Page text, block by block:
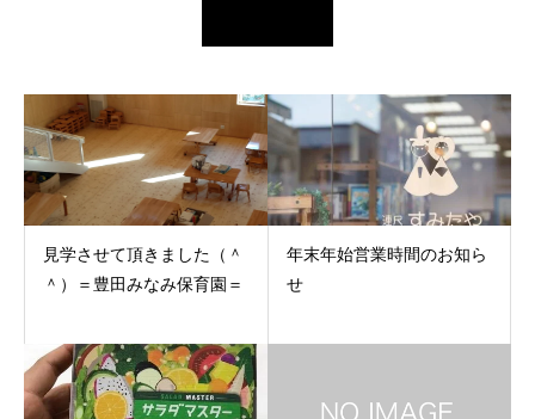
見学させて頂きました（＾
＾）＝豊田みなみ保育園＝
年末年始営業時間のお知ら
せ